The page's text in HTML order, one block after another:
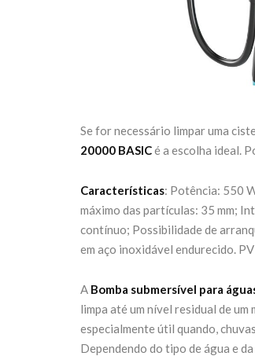
Se for necessário limpar uma
20000 BASICé a escolha ideal.
Características: Potência: 550
máximo das partículas: 35 mm;
contínuo; Possibilidade de
em aço inoxidável endurecido.
A Bomba submersível para
limpa até um nível residual de
especialmente útil quando,
Dependendo do tipo de água e